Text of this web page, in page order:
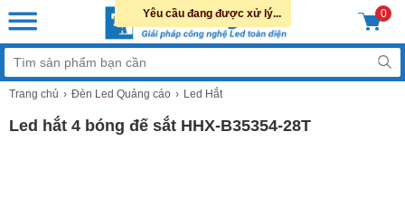
0
Trang chủ Đèn Led Quảng cáo Led Hắt
Led hắt 4 bóng đế sắt HHX-B35354-28T
Yêu cầu đang được xử lý...